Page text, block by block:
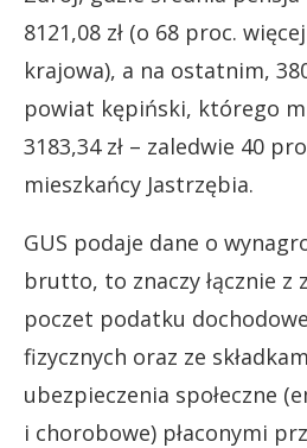
8121,08 zł (o 68 proc.
krajowa), a na ostatnim,
powiat kępiński, którego
3183,34 zł – zaledwie 40
mieszkańcy Jastrzębia.
GUS podaje dane o
brutto, to znaczy łącznie z
poczet podatku
fizycznych oraz ze
ubezpieczenia społeczne
i chorobowe) płaconymi